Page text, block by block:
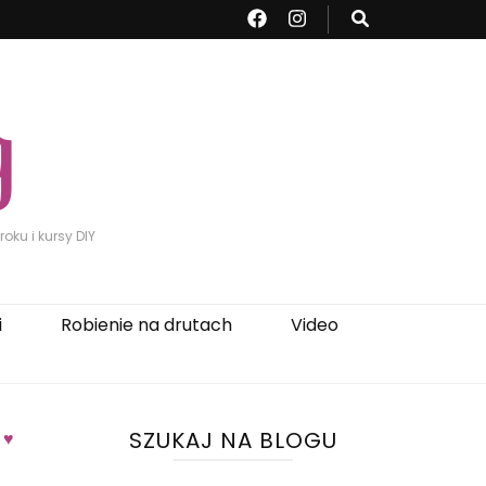
i kursy DIY
Robienie na drutach
Video
SZUKAJ NA BLOGU